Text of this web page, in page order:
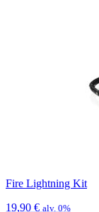
Fire Lightning Kit
19,90 € alv. 0%